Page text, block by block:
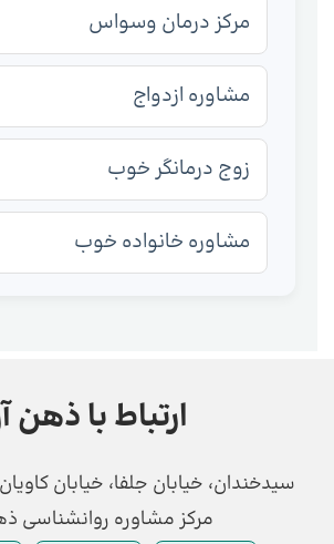
مرکز درمان وسواس
مشاوره ازدواج
زوج درمانگر خوب
مشاوره خانواده خوب
ارتباط با ذهن
مرکز مشاوره روانشناسی